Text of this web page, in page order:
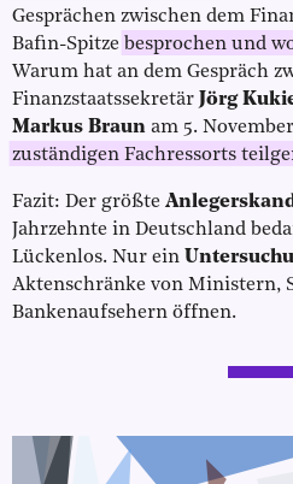
Gesprächen zwischen dem
Bafin-Spitze besprochen und
Warum hat an dem Gespräch
Finanzstaatssekretär Jörg
Markus Braun am 5.
zuständigen Fachressorts
Fazit: Der größte
Jahrzehnte in Deutschland
Lückenlos. Nur ein
Aktenschränke von Ministern,
Bankenaufsehern öffnen.